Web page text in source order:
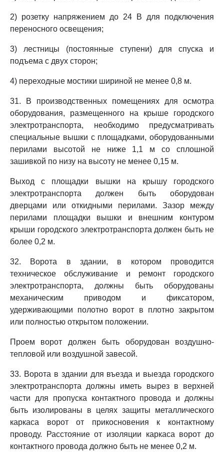
2) розетку напряжением до 24 В для подключения
переносного освещения;
3) лестницы (постоянные ступени) для спуска и
подъема с двух сторон;
4) переходные мостики шириной не менее 0,8 м.
31. В производственных помещениях для осмотра
оборудования, размещенного на крыше городского
электротранспорта, необходимо предусматривать
специальные вышки с площадками, оборудованными
перилами высотой не ниже 1,1 м со сплошной
зашивкой по низу на высоту не менее 0,15 м.
Выход с площадки вышки на крышу городского
электротранспорта должен быть оборудован
дверцами или откидными перилами. Зазор между
перилами площадки вышки и внешним контуром
крыши городского электротранспорта должен быть не
более 0,2 м.
32. Ворота в здании, в котором проводится
техническое обслуживание и ремонт городского
электротранспорта, должны быть оборудованы
механическим приводом и фиксатором,
удерживающими полотно ворот в плотно закрытом
или полностью открытом положении.
Проем ворот должен быть оборудован воздушно-
тепловой или воздушной завесой.
33. Ворота в здании для въезда и выезда городского
электротранспорта должны иметь вырез в верхней
части для пропуска контактного провода и должны
быть изолированы в целях защиты металлического
каркаса ворот от прикосновения к контактному
проводу. Расстояние от изоляции каркаса ворот до
контактного провода должно быть не менее 0,2 м.